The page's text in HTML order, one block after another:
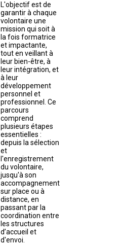
L'objectif est de
garantir à chaque
volontaire une
mission qui soit à
la fois formatrice
et impactante,
tout en veillant à
leur bien-être, à
leur intégration, et
à leur
développement
personnel et
professionnel. Ce
parcours
comprend
plusieurs étapes
essentielles :
depuis la sélection
et
l'enregistrement
du volontaire,
jusqu'à son
accompagnement
sur place ou à
distance, en
passant par la
coordination entre
les structures
d’accueil et
d'envoi.